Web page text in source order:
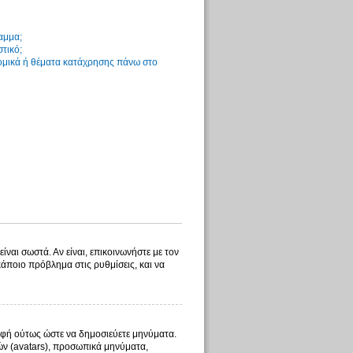
ή θέματα κατάχρησης πάνω στο
σωστά. Αν είναι, επικοινωνήστε με τον
πρόβλημα στις ρυθμίσεις, και να
ούτως ώστε να δημοσιεύετε μηνύματα.
(avatars), προσωπικά μηνύματα,